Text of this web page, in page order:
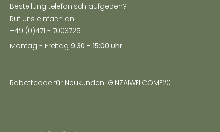
Bestellung telefonisch aufgeben?
Ruf uns einfach an:
+49 (0)471 - 7003725
Montag - Freitag 9:30 - 15:00 Uhr
Rabattcode für Neukunden: GINZAIWELCOME20